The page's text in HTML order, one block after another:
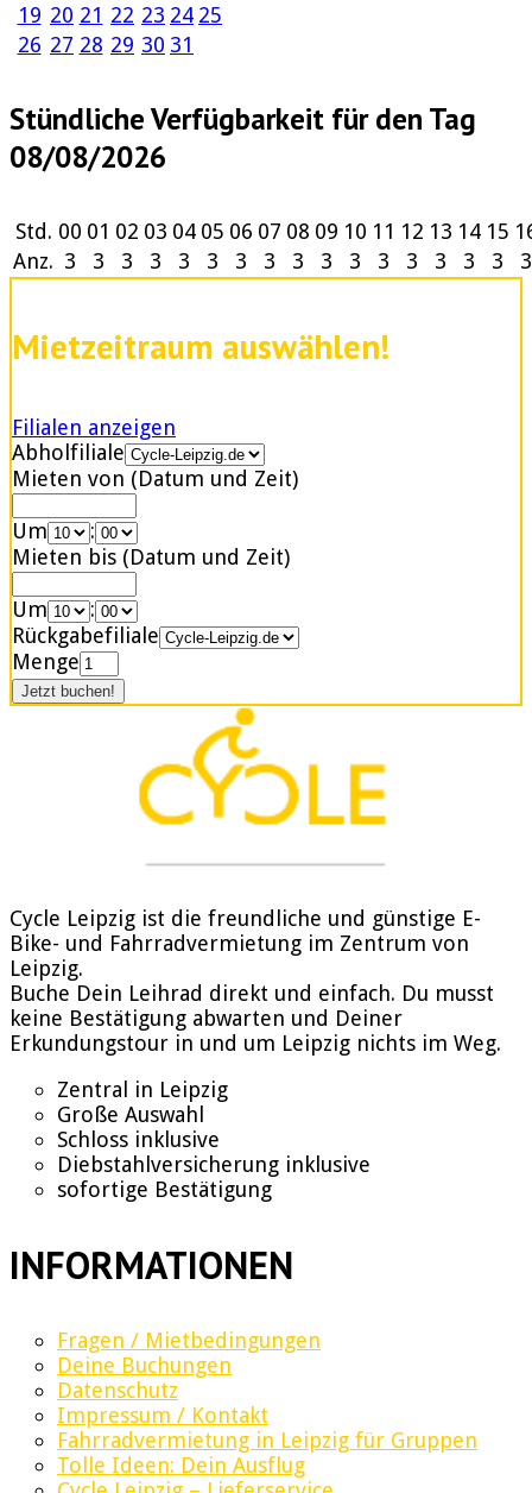
19 20 21 22 23 24 25
26 27 28 29 30 31
Stündliche Verfügbarkeit für den Tag
08/08/2026
Std. 00 01 02 03 04 05 06 07 08 09 10 11 12 13 14 15
Anz. 3 3 3 3 3 3 3 3 3 3 3 3 3 3 3 3 3
Mietzeitraum auswählen!
Filialen anzeigen
Abholfiliale
Mieten von (Datum und Zeit)
Um
:
Mieten bis (Datum und Zeit)
Um
:
Rückgabefiliale
Menge
Cycle Leipzig ist die freundliche und günstige E-
Bike- und Fahrradvermietung im Zentrum von
Leipzig.
Buche Dein Leihrad direkt und einfach. Du musst
keine Bestätigung abwarten und Deiner
Erkundungstour in und um Leipzig nichts im Weg.
Zentral in Leipzig
Große Auswahl
Schloss inklusive
Diebstahlversicherung inklusive
sofortige Bestätigung
INFORMATIONEN
Fragen / Mietbedingungen
Deine Buchungen
Datenschutz
Impressum / Kontakt
Fahrradvermietung in Leipzig für Gruppen
Tolle Ideen: Dein Ausflug